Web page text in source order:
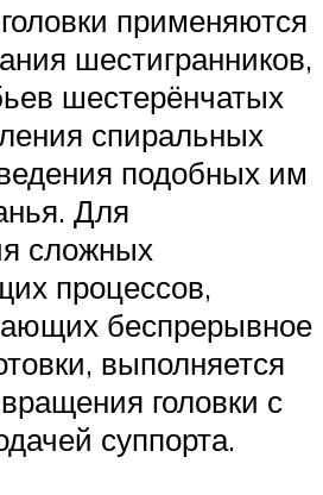
применяются
шестигранников,
шестерёнчатых
спиральных
подобных им
Для
сложных
процессов,
беспрерывное
выполняется
головки с
суппорта.